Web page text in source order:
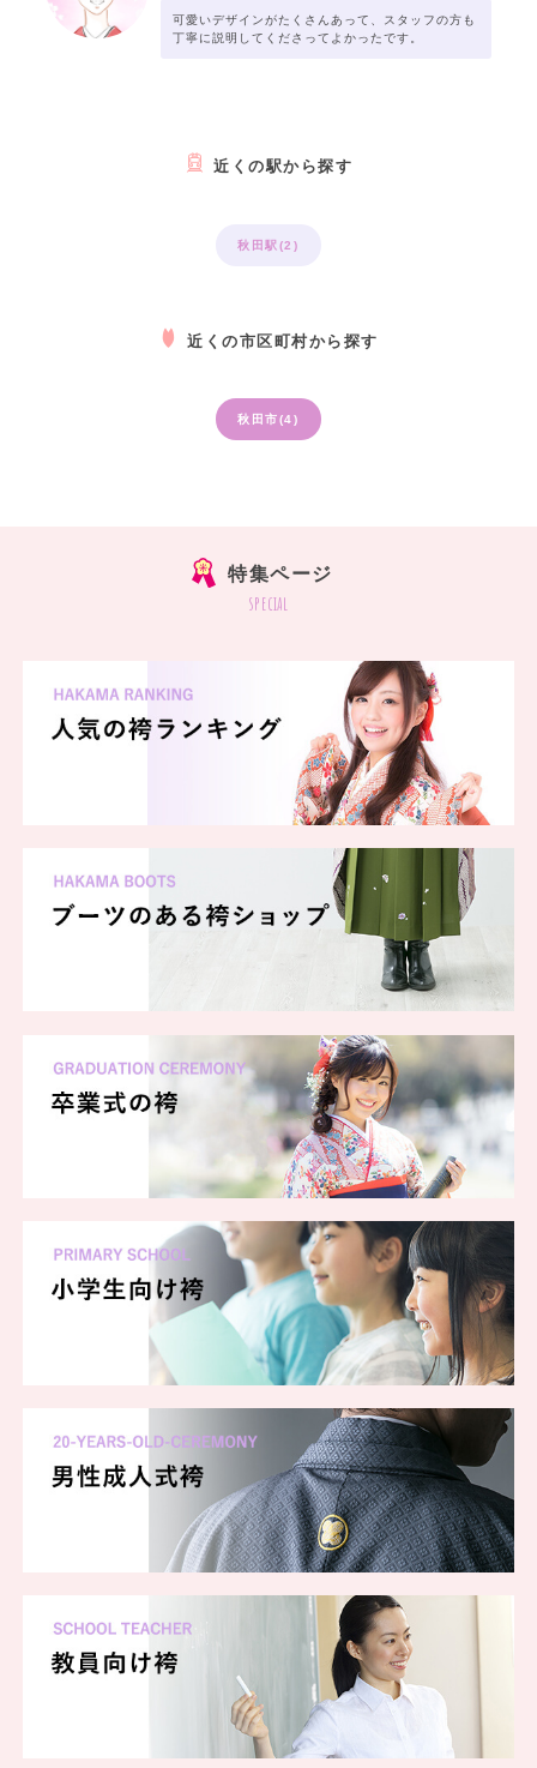
可愛いデザインがたくさんあって、スタッフの方も
丁寧に説明してくださってよかったです。
近くの駅から探す
秋田駅(2)
近くの市区町村から探す
秋田市(4)
特集ページ
special